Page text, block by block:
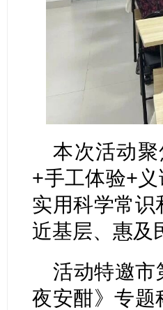
本次活动
+手工体验+
实用科学常识
近基层、惠及
活动特邀市
夜安酣》专题